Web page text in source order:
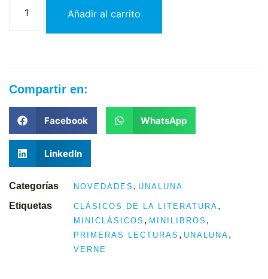
Añadir al carrito
Compartir en:
Facebook WhatsApp
LinkedIn
Categorías NOVEDADES , UNALUNA
Etiquetas CLÁSICOS DE LA LITERATURA ,
MINICLÁSICOS , MINILIBROS ,
PRIMERAS LECTURAS , UNALUNA ,
VERNE